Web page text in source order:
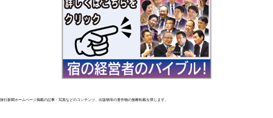
旅行新聞ホームページ掲載の記事・写真などのコンテンツ、出版物等の著作物の無断転載を禁じます。